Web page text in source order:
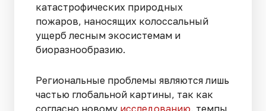
катастрофических природных
пожаров, наносящих колоссальный
ущерб лесным экосистемам и
биоразнообразию.
Региональные проблемы являются лишь
частью глобальной картины, так как
согласно новому исследованию, темпы